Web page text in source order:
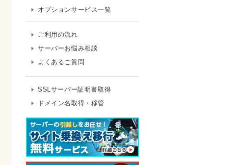
オプションサービス一覧
ご利用の流れ
サーバーお悩み相談
よくあるご質問
SSLサーバー証明書取得
ドメイン名取得・移管